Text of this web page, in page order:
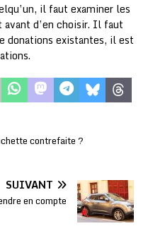
il faut examiner les
d’en choisir. Il faut
donations existantes, il est
contrefaite ?
SUIVANT
en compte